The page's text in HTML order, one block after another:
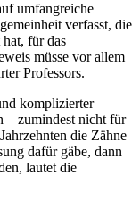
umfangreiche
verfasst, die
für das
müsse vor allem
Professors.
komplizierter
– zumindest nicht für
die Zähne
dafür gäbe, dann
lautet die